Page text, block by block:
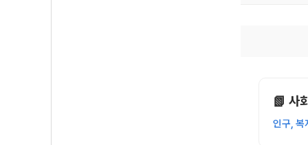
📗 사
인구, 복